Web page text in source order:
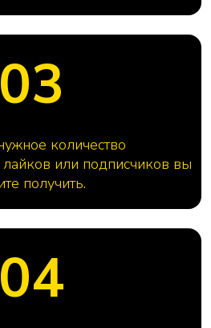
03
количество
или подписчиков вы
получить.
04